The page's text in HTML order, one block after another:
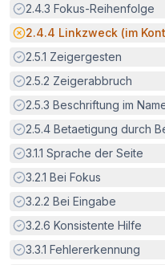
Erfüllt:
2.4.3 Fokus-Reihenfolge
Potenzielle Barriere:
2.4.4 Linkzweck (im
Erfüllt:
2.5.1 Zeigergesten
Erfüllt:
2.5.2 Zeigerabbruch
Erfüllt:
2.5.3 Beschriftung im
Erfüllt:
2.5.4 Betaetigung durch
Erfüllt:
3.1.1 Sprache der Seite
Erfüllt:
3.2.1 Bei Fokus
Erfüllt:
3.2.2 Bei Eingabe
Erfüllt:
3.2.6 Konsistente Hilfe
Erfüllt:
3.3.1 Fehlererkennung